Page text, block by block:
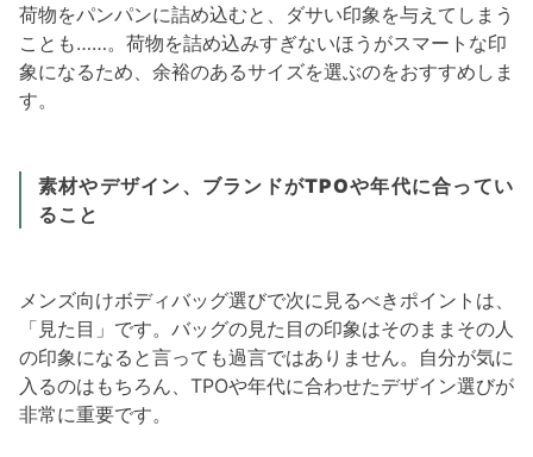
荷物をパンパンに詰め込むと、ダサい印象を与えてしまう
ことも……。荷物を詰め込みすぎないほうがスマートな印
象になるため、余裕のあるサイズを選ぶのをおすすめしま
す。
素材やデザイン、ブランドがTPOや年代に合ってい
ること
メンズ向けボディバッグ選びで次に見るべきポイントは、
「見た目」です。バッグの見た目の印象はそのままその人
の印象になると言っても過言ではありません。自分が気に
入るのはもちろん、TPOや年代に合わせたデザイン選びが
非常に重要です。